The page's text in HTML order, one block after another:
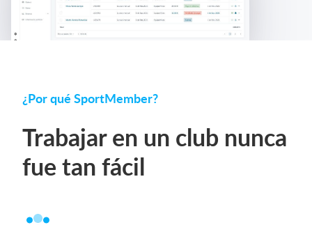
¿Por qué SportMember?
Trabajar en un club nunca
fue tan fácil